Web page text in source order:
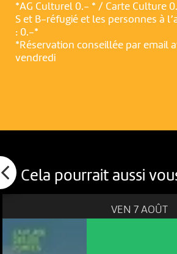
*AG Culturel 0.- * / Carte Culture
S et B-réfugié et les personnes à
: 0.-*
*Réservation conseillée par email
vendredi
Cela pourrait aussi
VEN 7 AOÛT